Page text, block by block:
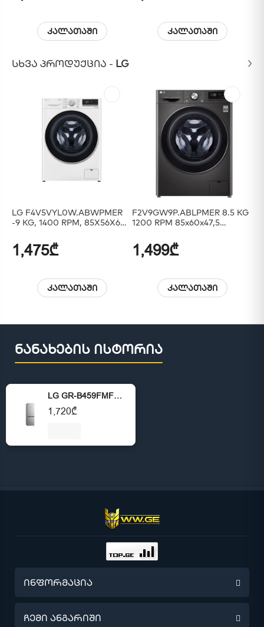
კალათაში კალათაში
ᲡᲮᲕᲐ ᲞᲠᲝᲓᲣᲥᲪᲘᲐ - LG
LG F4V5VYL0W.ABWPMER
-9 KG, 1400 RPM, 85X56X60,
INT,STEAM, White
1,475₾
კალათაში
F2V9GW9P.ABLPMER 8.5 KG
1200 RPM 85x60x47,5
Wash LED Touch Display
Black
1,499₾
კალათაში
ნანახების ისტორია
LG GR-B459FMFW.APYQMER Silver - 186x59.5x68.2 321 LT NF
1,720₾
ინფორმაცია
წინასწარი შეკვეთა
ჩემი ანგარიში